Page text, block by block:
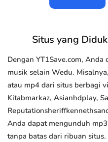
Situs yang
Dengan YT1Save.com,
musik selain Wedu.
atau mp4 dari situs berbagi
Kitabmarkaz, Asianhdplay,
Anda dapat mengunduh
tanpa batas dari ribuan